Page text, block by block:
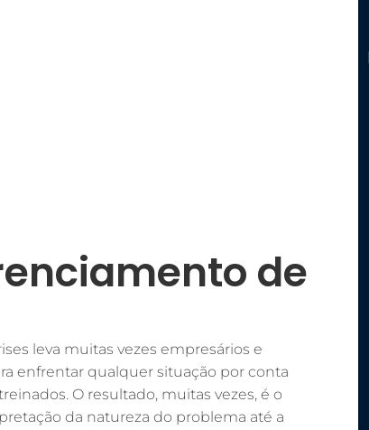
de
leva muitas vezes empresários e
enfrentar qualquer situação por conta
O resultado, muitas vezes, é o
da natureza do problema até a